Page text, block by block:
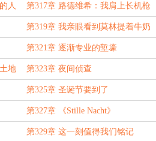
了......
人 第317章 路德维希：我肩上长机枪
了？
第319章 我亲眼看到莫林提着牛奶
进了集团军指挥部
第321章 逐渐专业的堑壕
地 第323章 夜间侦查
第325章 圣诞节要到了
第327章 《Stille Nacht》
第329章 这一刻值得我们铭记